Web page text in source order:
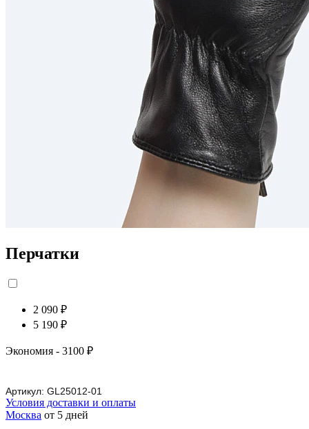
Перчатки
2 090 ₽
5 190 ₽
Экономия - 3100 ₽
Артикул: GL25012-01
Условия доставки и оплаты
Москва от 5 дней